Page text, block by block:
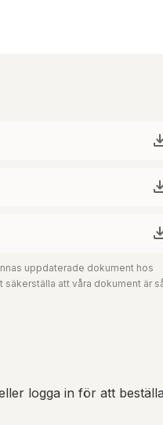
uppdaterade dokument hos
att våra dokument är
logga in för att